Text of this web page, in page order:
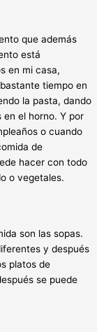
que además
está
en mi casa,
tiempo en
la pasta, dando
en el horno. Y por
o cuando
de
hacer con todo
o vegetales.
son las sopas.
y después
platos de
se puede